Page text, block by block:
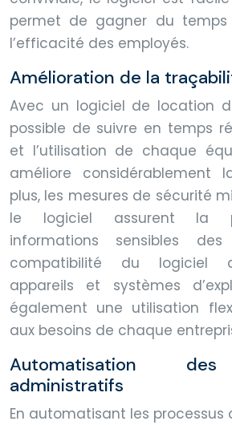
permet de gagner du temps
l’efficacité des employés.
Amélioration de la
Avec un logiciel de location
possible de suivre en temps
et l’utilisation de chaque
améliore considérablement
plus, les mesures de sécurité
le logiciel assurent la
informations sensibles
compatibilité du logiciel
appareils et systèmes
également une utilisation
aux besoins de chaque
Automatisation
administratifs
En automatisant les processus